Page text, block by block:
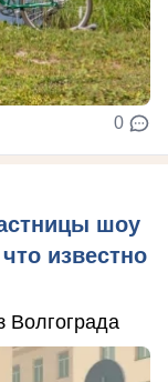
0
шоу
известно
Волгограда